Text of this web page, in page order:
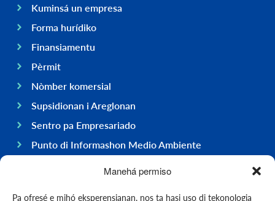
Manehá permiso
Pa ofresé e mihó eksperensianan, nos ta hasi uso di tekonologia
Kuminsá un empresa
Forma hurídiko
Finansiamentu
Pèrmit
Nòmber komersial
Supsidionan i Areglonan
Sentro pa Empresariado
Punto di Informashon Medio Ambiente
Hasi negoshi na Boneiru